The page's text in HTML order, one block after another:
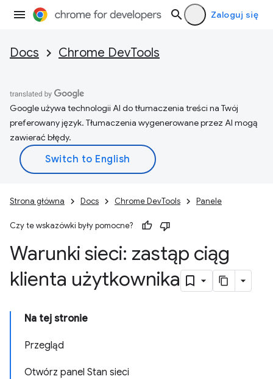
Zaloguj się
Docs Chrome DevTools
Google używa technologii AI do tłumaczenia treści na Twój
preferowany język. Tłumaczenia wygenerowane przez AI mogą
zawierać błędy.
Strona główna Docs Chrome DevTools Panele
Czy te wskazówki były pomocne?
Warunki sieci: zastąp ciąg
klienta użytkownika
Na tej stronie
Przegląd
Otwórz panel Stan sieci